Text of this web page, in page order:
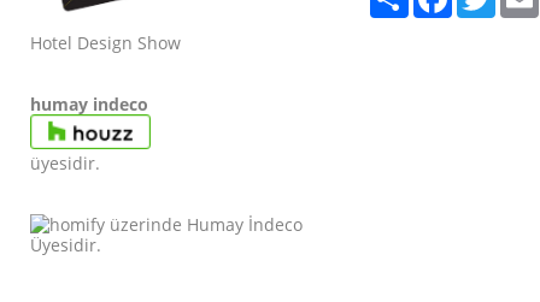
Hotel Design Show
humay indeco
üyesidir.
Üyesidir.